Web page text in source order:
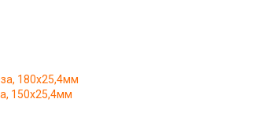
180х25,4мм
150х25,4мм